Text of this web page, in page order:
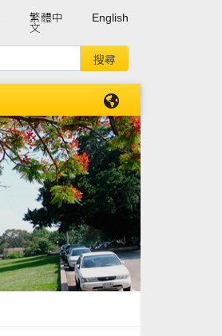
繁體中
文
English